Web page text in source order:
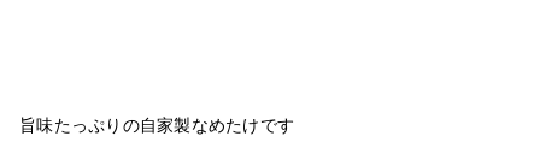
旨味たっぷりの自家製なめたけです